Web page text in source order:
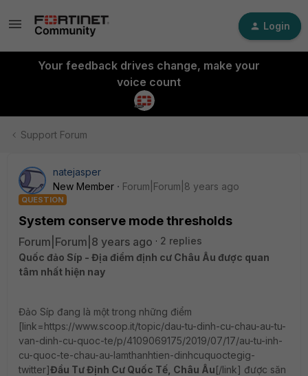
Login
Your feedback drives change, make your
voice count
Support Forum
natejasper
New Member
Forum|Forum|8 years ago
QUESTION
System conserve mode thresholds
Forum|Forum|8 years ago
2 replies
Quốc đảo Síp - Địa điểm định cư Châu Âu được quan
tâm nhất hiện nay
Đảo Síp đang là một trong những điểm
[link=https://www.scoop.it/topic/dau-tu-dinh-cu-chau-au-tu-
van-dinh-cu-quoc-te/p/4109069175/2019/07/17/au-tu-inh-
cu-quoc-te-chau-au-lamthanhtien-dinhcuquoctegig-
twitter]Đầu Tư Định Cư Quốc Tế, Châu Âu[/link] được săn